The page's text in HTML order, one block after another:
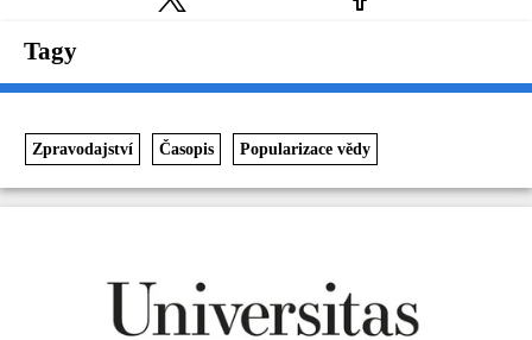
Tagy
Zpravodajství Časopis Popularizace vědy